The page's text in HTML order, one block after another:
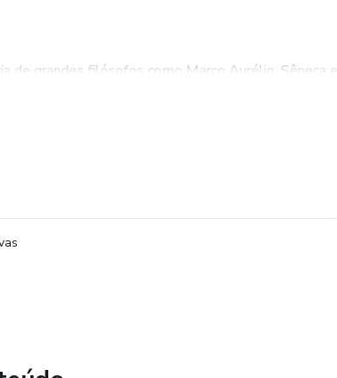
de grandes filósofos como Marco Aurélio, Sêneca e
e mentalidade.